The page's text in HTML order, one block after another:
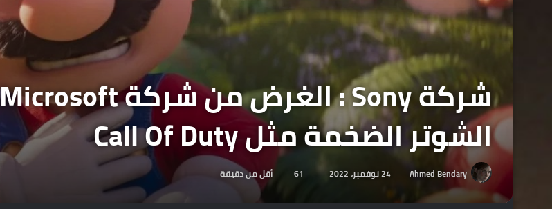
الشوتر الضخمة مثل Call Of Duty
Ahmed Bendary 24 نوفمبر، 2022 61 أقل من دقيقة